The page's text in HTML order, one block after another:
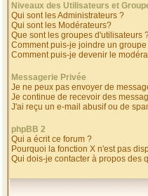
Niveaux des Utilisateurs et
Qui sont les Administrateurs ?
Qui sont les Modérateurs?
Que sont les groupes d'utilisateurs
Comment puis-je joindre un
Comment puis-je devenir le
Messagerie Privée
Je ne peux pas envoyer de
Je continue de recevoir des
J'ai reçu un e-mail abusif ou de
phpBB 2
Qui a écrit ce forum ?
Pourquoi la fonction X n'est pas
Qui dois-je contacter à propos des